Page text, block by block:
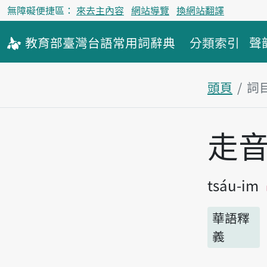
無障礙便捷區： 來去主內容 網站導覽 換網站翻譯
教育部臺灣台語常用詞辭典 分類索引 聲
頭頁 詞
主內容區
走
tsáu-im
華語釋
義